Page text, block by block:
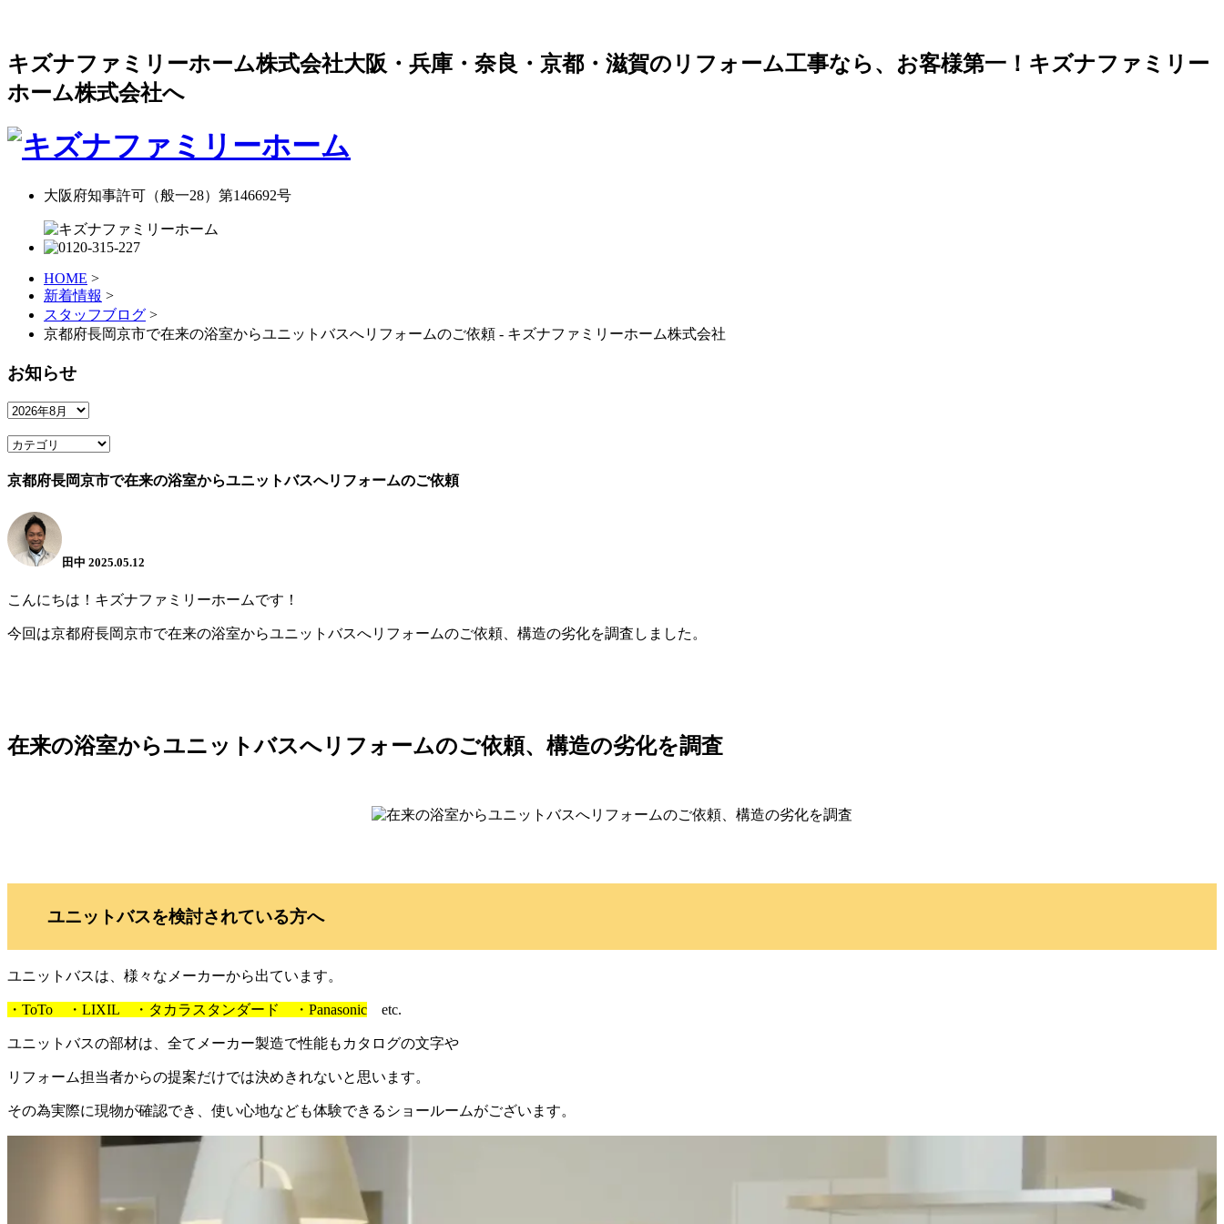
キズナファミリーホーム株式会社大阪・兵庫・奈良・京都・滋賀のリフォーム工事なら、お客様第一！キズナファミリー
ホーム株式会社へ
大阪府知事許可（般一28）第146692号
HOME >
新着情報 >
スタッフブログ >
京都府長岡京市で在来の浴室からユニットバスへリフォームのご依頼 - キズナファミリーホーム株式会社
お知らせ
京都府長岡京市で在来の浴室からユニットバスへリフォームのご依頼
田中 2025.05.12
こんにちは！キズナファミリーホームです！
今回は京都府長岡京市で在来の浴室からユニットバスへリフォームのご依頼、構造の劣化を調査しました。
在来の浴室からユニットバスへリフォームのご依頼、構造の劣化を調査
ユニットバスを検討されている方へ
ユニットバスは、様々なメーカーから出ています。
・ToTo ・LIXIL ・タカラスタンダード ・Panasonic etc.
ユニットバスの部材は、全てメーカー製造で性能もカタログの文字や
リフォーム担当者からの提案だけでは決めきれないと思います。
その為実際に現物が確認でき、使い心地なども体験できるショールームがございます。